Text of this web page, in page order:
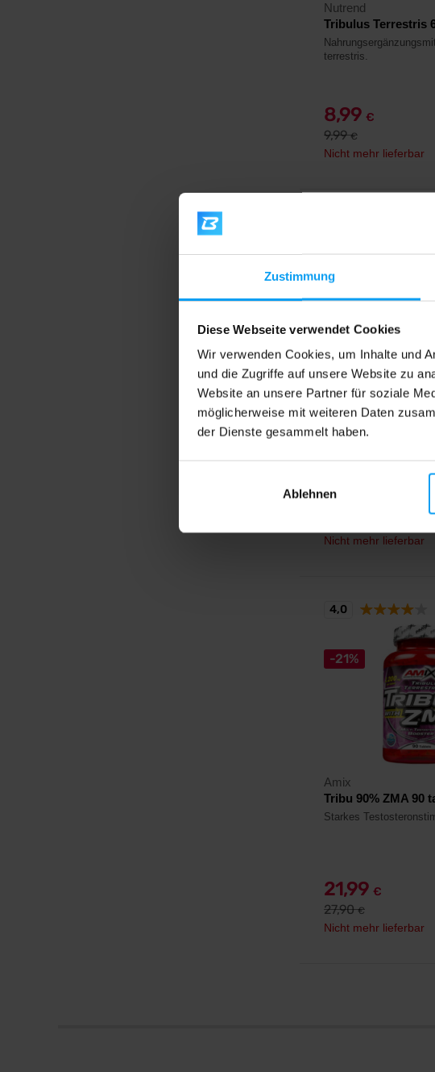
Zustimmung
Diese Webseite verwendet Cookies
Wir verwenden Cookies, um Inhalte und
und die Zugriffe auf unsere Website zu
Website an unsere Partner für soziale
möglicherweise mit weiteren Daten
der Dienste gesammelt haben.
Ablehnen
Nutrend
Tribulus Terrestris
terrestris.
8,99 €
9,99€
Nicht mehr lieferbar
-22%
Gaspari Nutrition
Tribulus 90
Extrakt aus
15,29
Nicht mehr lieferbar
-21%
Amix
Tribu 90% ZMA 90
Starkes
21,99 €
27,90€
Nicht mehr lieferbar
4,0